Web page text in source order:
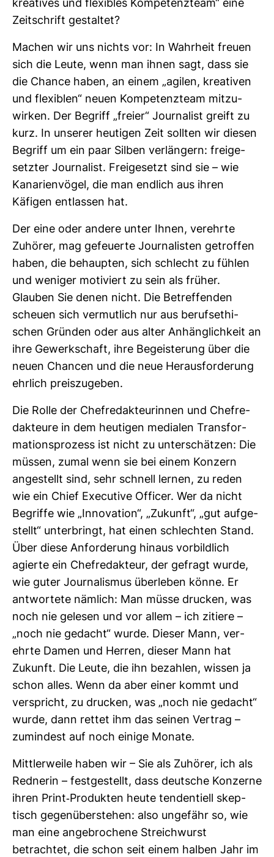
krea­tives und fle­xi­bles Kom­pe­tenz­team“ eine
Zeit­schrift gestaltet?
Machen wir uns nichts vor: In Wahr­heit freuen
sich die Leute, wenn man ihnen sagt, dass sie
die Chance haben, an einem „agilen, krea­tiven
und fle­xi­blen“ neuen Kom­pe­tenz­team mit­zu­
wirken. Der Begriff „freier“ Jour­na­list greift zu
kurz. In unserer heu­tigen Zeit sollten wir diesen
Begriff um ein paar Silben ver­län­gern: frei­ge­
setzter Jour­na­list. Frei­ge­setzt sind sie – wie
Kana­ri­en­vögel, die man end­lich aus ihren
Käfigen ent­lassen hat.
Der eine oder andere unter Ihnen, ver­ehrte
Zuhörer, mag gefeu­erte Jour­na­listen getroffen
haben, die behaupten, sich schlecht zu fühlen
und weniger moti­viert zu sein als früher.
Glauben Sie denen nicht. Die Betref­fenden
scheuen sich ver­mut­lich nur aus berufs­ethi­
schen Gründen oder aus alter Anhäng­lich­keit an
ihre Gewerk­schaft, ihre Begeis­te­rung über die
neuen Chancen und die neue Her­aus­for­de­rung
ehr­lich preis­zu­geben.
Die Rolle der Chef­re­dak­teu­rinnen und Chef­re­
dak­teure in dem heu­tigen medialen Trans­for­
ma­ti­ons­pro­zess ist nicht zu unter­schätzen: Die
müssen, zumal wenn sie bei einem Kon­zern
ange­stellt sind, sehr schnell lernen, zu reden
wie ein Chief Exe­cu­tive Officer. Wer da nicht
Begriffe wie „Inno­va­tion“, „Zukunft“, „gut auf­ge­
stellt“ unter­bringt, hat einen schlechten Stand.
Über diese Anfor­de­rung hinaus vor­bild­lich
agierte ein Chef­re­dak­teur, der gefragt wurde,
wie guter Jour­na­lismus über­leben könne. Er
ant­wor­tete näm­lich: Man müsse dru­cken, was
noch nie gelesen und vor allem – ich zitiere –
„noch nie gedacht“ wurde. Dieser Mann, ver­
ehrte Damen und Herren, dieser Mann hat
Zukunft. Die Leute, die ihn bezahlen, wissen ja
schon alles. Wenn da aber einer kommt und
ver­spricht, zu dru­cken, was „noch nie gedacht“
wurde, dann rettet ihm das seinen Ver­trag –
zumin­dest auf noch einige Monate.
Mitt­ler­weile haben wir – Sie als Zuhörer, ich als
Red­nerin – fest­ge­stellt, dass deut­sche Kon­zerne
ihren Print-​Pro­dukten heute ten­den­tiell skep­
tisch gegen­über­stehen: also unge­fähr so, wie
man eine ange­bro­chene Streich­wurst
betrachtet, die schon seit einem halben Jahr im